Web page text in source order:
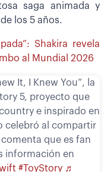
saga animada y
los 5 años.
Shakira revela
al Mundial 2026
It, I Knew You”, la
5, proyecto que
e inspirado en
celebró al compartir
que es fan
información en
#ToyStory ♬